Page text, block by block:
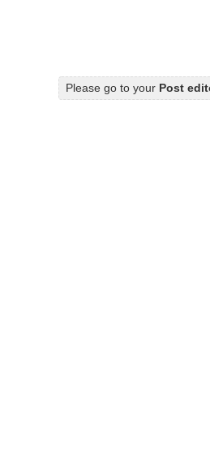
Please go to your Post